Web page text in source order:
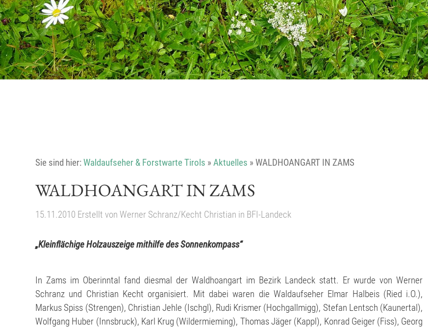
Sie sind hier:Waldaufseher & Forstwarte Tirols » Aktuelles » WALDHOANGART IN ZAMS
WALDHOANGART IN ZAMS
15.11.2010 Erstellt von Werner Schranz/Kecht Christian in BFI-Landeck
„Kleinflächige Holzauszeige mithilfe des Sonnenkompass“
In Zams im Oberinntal fand diesmal der Waldhoangart im Bezirk Landeck statt. Er wurde von Werner
Schranz und Christian Kecht organisiert. Mit dabei waren die Waldaufseher Elmar Halbeis (Ried i.O.),
Markus Spiss (Strengen), Christian Jehle (Ischgl), Rudi Krismer (Hochgallmigg), Stefan Lentsch (Kaunertal),
Wolfgang Huber (Innsbruck), Karl Krug (Wildermieming), Thomas Jäger (Kappl), Konrad Geiger (Fiss), Georg